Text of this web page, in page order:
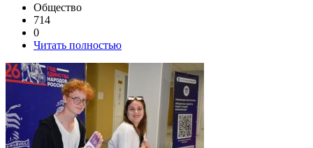
Общество
714
0
Читать полностью